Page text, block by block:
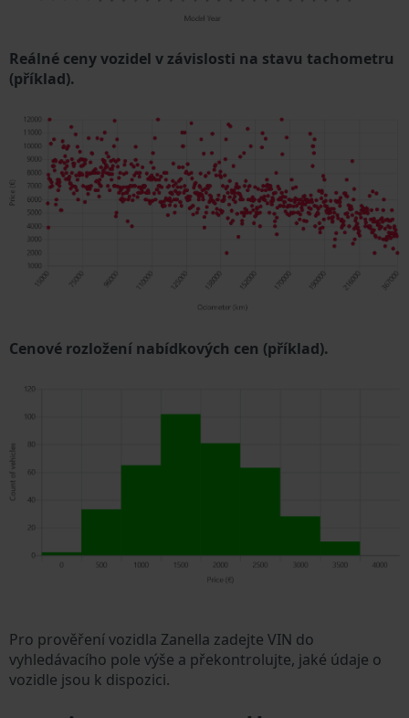
Reálné ceny vozidel v závislosti na stavu tachometru
(příklad).
Cenové rozložení nabídkových cen (příklad).
Pro prověření vozidla Zanella zadejte VIN do
vyhledávacího pole výše a překontrolujte, jaké údaje o
vozidle jsou k dispozici.